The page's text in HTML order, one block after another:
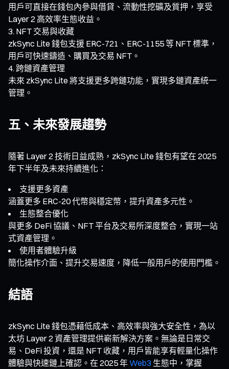
用戶可直接在錢包內參與借貸、流動性挖礦及質押，享受
Layer 2 高效率生態收益。
NFT 交易與收藏
zkSync Lite 錢包支援 ERC-721、ERC-1155 等 NFT 標準，
用戶可快速鑄造、購買及交易 NFT。
跨鏈資產管理
未來 zkSync Lite 將支援更多跨鏈功能，實現多鏈資產統一
管理。
五、未來發展趨勢
隨著 Layer 2 技術日益成熟，zkSync Lite 錢包有望在 2025
年下半年及未來持續進化：
支援更多資產
涵蓋更多 ERC-20 代幣與穩定幣，提升資產多元性。
生態整合優化
與更多 DeFi 協議、NFT 平台及交易所深度整合，實現一站
式資產管理。
使用者體驗升級
簡化操作介面、提升交易速度，降低一般用戶的使用門檻。
結語
zkSync Lite 錢包憑藉低成本、高效率與強大安全性，為以
太坊 Layer 2 資產管理提供嶄新解決方案。無論是日常交
易、DeFi 投資，還是 NFT 收藏，用戶皆能享有輕量化操作
體驗與快速鏈上確認。在 2025 年Web3 生態中，掌握